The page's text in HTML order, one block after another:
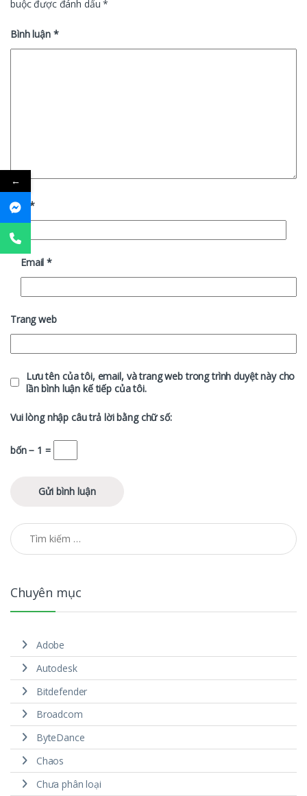
buộc được đánh dấu*
Bình luận *
Tên *
Email*
Trang web
Lưu tên của tôi, email, và trang web trong trình duyệt này cho
lần bình luận kế tiếp của tôi.
Vui lòng nhập câu trả lời bằng chữ số:
bốn − 1 =
Tìm kiếm cho:
Chuyên mục
Adobe
Autodesk
Bitdefender
Broadcom
ByteDance
Chaos
Chưa phân loại
←